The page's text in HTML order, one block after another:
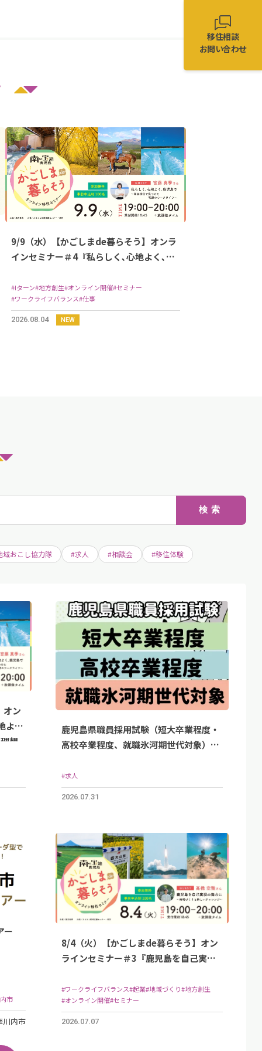
移住相談
お問い合わせ
9/9（水）【かごしまde暮らそう】オンラ
インセミナー＃4『私らしく､心地よく､鹿
ライフ～』開催！
#Iターン#地方創生#オンライン開催#セミナー
#ワークライフバランス#仕事
2026.08.04 NEW
検索
域おこし協力隊 #求人 #相談会 #移住体験
オン
よ
想
鹿児島県職員採用試験（短大卒業程度・
高校卒業程度、就職氷河期世代対象）の
#求人
2026.07.31
ー
市
川内市
8/4（火）【かごしまde暮らそう】オン
ラインセミナー＃3『鹿児島を自己実現
ジ～』開催！
#ワークライフバランス#起業#地域づくり#地方創生
#オンライン開催#セミナー
2026.07.07